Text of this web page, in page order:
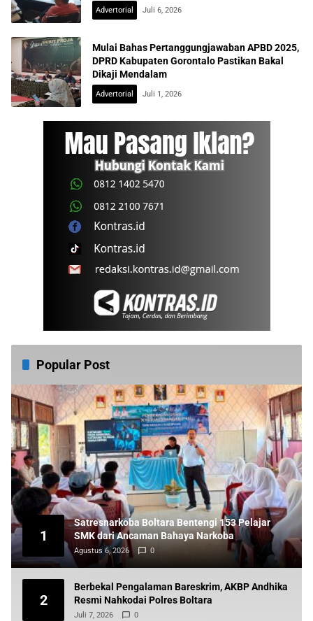
Advertorial Juli 6, 2026
Mulai Bahas Pertanggungjawaban APBD 2025,
DPRD Kabupaten Gorontalo Pastikan Bakal
Dikaji Mendalam
Advertorial Juli 1, 2026
Popular Post
1
Satresnarkoba Boltara Bentengi 153 Pelajar
SMK dari Ancaman Bahaya Narkoba
Agustus 6, 2026 0
2
Berbekal Pengalaman Bareskrim, AKBP Andhika
Resmi Nahkodai Polres Boltara
Juli 7, 2026 0